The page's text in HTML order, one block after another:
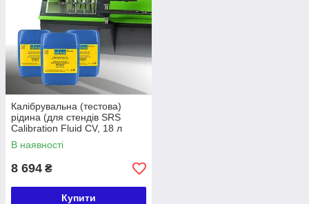
Калібрувальна (тестова)
рідина (для стендів SRS
Calibration Fluid CV, 18 л
В наявності
8 694 ₴
Купити